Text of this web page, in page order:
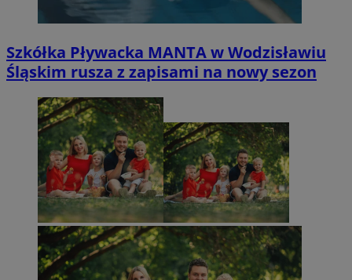
Szkółka Pływacka MANTA w Wodzisławiu
Śląskim rusza z zapisami na nowy sezon